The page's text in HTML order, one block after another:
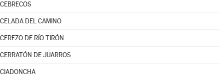
CEBRECOS
CELADA DEL CAMINO
CEREZO DE RÍO TIRÓN
CERRATÓN DE JUARROS
CIADONCHA